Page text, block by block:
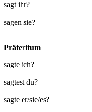
sagt ihr?
sagen sie?
Präteritum
sagte ich?
sagtest du?
sagte er/sie/es?